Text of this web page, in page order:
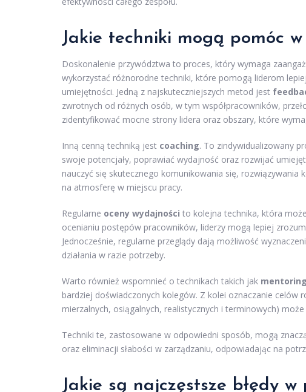
Jakie techniki mogą pomóc
Doskonalenie przywództwa to proces, który wymaga
wykorzystać różnorodne techniki, które pomogą liderom
umiejętności. Jedną z najskuteczniejszych metod jest
zwrotnych od różnych osób, w tym współpracowników,
zidentyfikować mocne strony lidera oraz obszary, które
Inną cenną techniką jest coaching. To zindywidualizowany
swoje potencjały, poprawiać wydajność oraz rozwijać
nauczyć się skutecznego komunikowania się,
na atmosferę w miejscu pracy.
Regularne oceny wydajności to kolejna technika, która
ocenianiu postępów pracowników, liderzy mogą lepiej
Jednocześnie, regularne przeglądy dają możliwość
działania w razie potrzeby.
Warto również wspomnieć o technikach takich jak mentoring
bardziej doświadczonych kolegów. Z kolei oznaczanie
mierzalnych, osiągalnych, realistycznych i terminowych)
Techniki te, zastosowane w odpowiedni sposób, mogą
oraz eliminacji słabości w zarządzaniu, odpowiadając na
Jakie są najczęstsze błędy